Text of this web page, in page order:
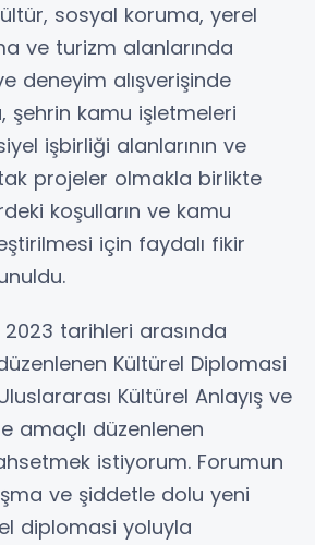
sosyal koruma, yerel
ve turizm alanlarında
deneyim alışverişinde
şehrin kamu işletmeleri
işbirliği alanlarının ve
projeler olmakla birlikte
koşulların ve kamu
için faydalı fikir
2023 tarihleri arasında
Kültürel Diplomasi
Kültürel Anlayış ve
amaçlı düzenlenen
istiyorum. Forumun
ve şiddetle dolu yeni
diplomasi yoluyla